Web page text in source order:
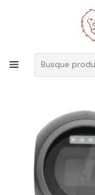
Envíos
Ver Todos Los
Scanner 1d 2d De